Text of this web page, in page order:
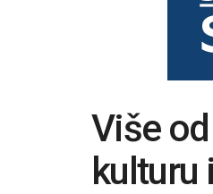
Više
kulturu